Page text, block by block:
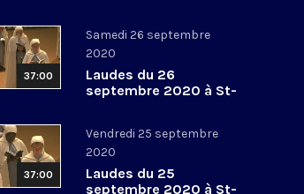
37:00
Samedi 26 septembre
2020
Laudes du 26
septembre 2020 à St-
37:00
Vendredi 25 septembre
2020
Laudes du 25
septembre 2020 à St-